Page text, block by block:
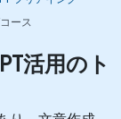
ース
活用のト